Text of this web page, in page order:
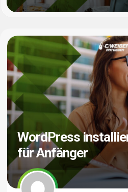
WordPress
für Anfänger